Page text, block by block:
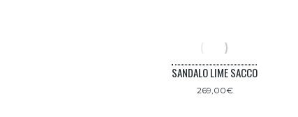
SANDALO LIME SACCO
269,00€